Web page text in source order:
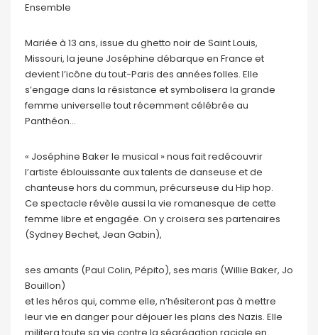
Ensemble
Mariée à 13 ans, issue du ghetto noir de Saint Louis,
Missouri, la jeune Joséphine débarque en France et
devient l’icône du tout-Paris des années folles. Elle
s’engage dans la résistance et symbolisera la grande
femme universelle tout récemment célébrée au
Panthéon…
« Joséphine Baker le musical » nous fait redécouvrir
l’artiste éblouissante aux talents de danseuse et de
chanteuse hors du commun, précurseuse du Hip hop.
Ce spectacle révèle aussi la vie romanesque de cette
femme libre et engagée. On y croisera ses partenaires
(Sydney Bechet, Jean Gabin),
ses amants (Paul Colin, Pépito), ses maris (Willie Baker, Jo
Bouillon)
et les héros qui, comme elle, n’hésiteront pas à mettre
leur vie en danger pour déjouer les plans des Nazis. Elle